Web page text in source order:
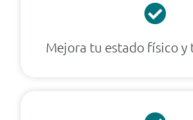
Mejora tu estado físico